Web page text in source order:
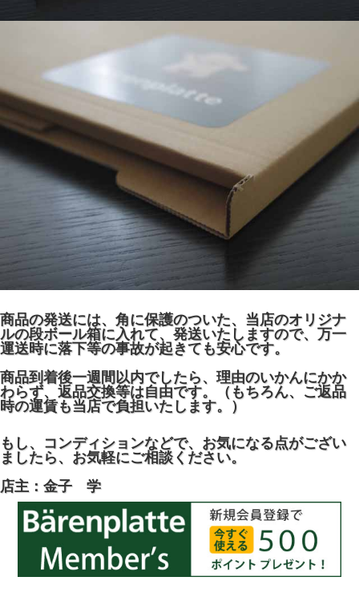
商品の発送には、角に保護のついた、当店のオリジナ
ルの段ボール箱に入れて、発送いたしますので、万一
運送時に落下等の事故が起きても安心です。
商品到着後一週間以内でしたら、理由のいかんにかか
わらず、返品交換等は自由です。（もちろん、ご返品
時の運賃も当店で負担いたします。）
もし、コンディションなどで、お気になる点がござい
ましたら、お気軽にご相談ください。
店主：金子 学